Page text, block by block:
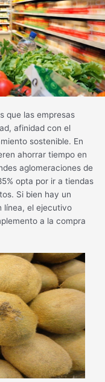
que las empresas
afinidad con el
sostenible. En
ahorrar tiempo en
aglomeraciones de
opta por ir a tiendas
Si bien hay un
línea, el ejecutivo
a la compra